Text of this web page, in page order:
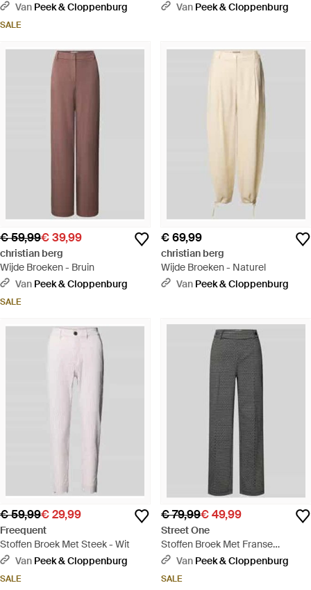
Van Peek & Cloppenburg
SALE
Van Peek & Cloppenburg
€ 59,99€ 39,99
christian berg
Wijde Broeken - Bruin
Van Peek & Cloppenburg
SALE
€ 69,99
christian berg
Wijde Broeken - Naturel
Van Peek & Cloppenburg
€ 59,99€ 29,99
Freequent
Stoffen Broek Met Steek - Wit
Van Peek & Cloppenburg
SALE
€ 79,99€ 49,99
Street One
Stoffen Broek Met Franse
Steekzakken - Grijs
Van Peek & Cloppenburg
SALE